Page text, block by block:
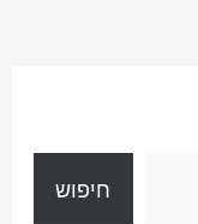
חיפוש